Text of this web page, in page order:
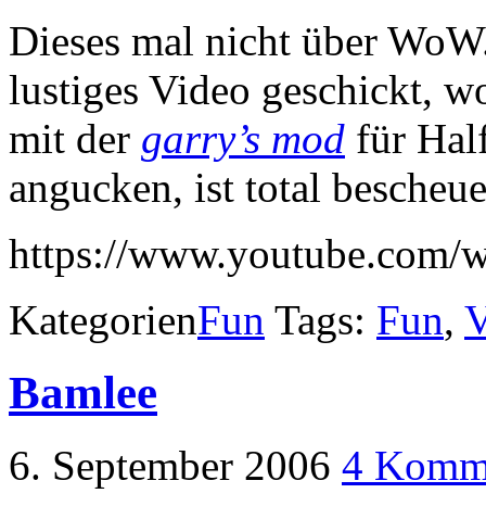
Dieses mal nicht über
lustiges Video geschickt,
mit der garry’s mod für
angucken, ist total
https://www.youtube.com/
KategorienFun Tags: Fun,
Bamlee
6. September 2006 4